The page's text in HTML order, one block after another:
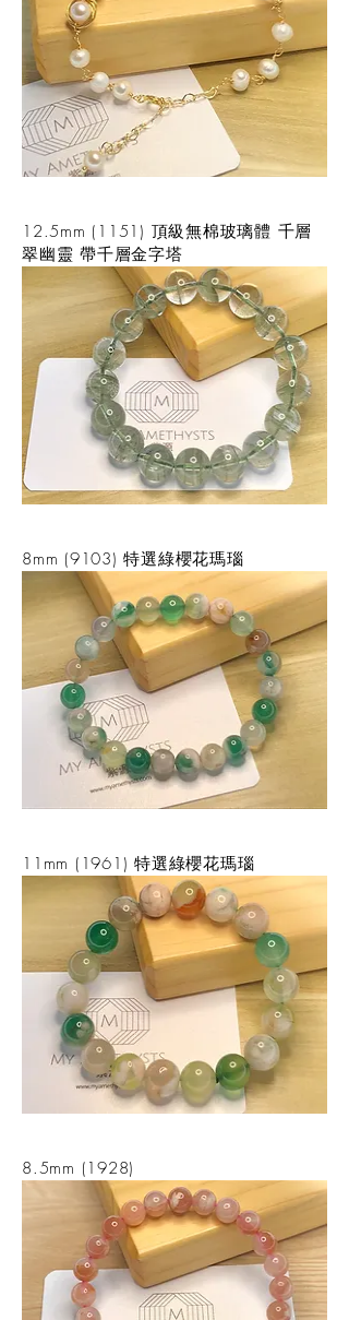
12.5mm (1151) 頂級無棉玻璃體 千層
翠幽靈 帶千層金字塔
8mm (9103) 特選綠櫻花瑪瑙
11mm (1961) 特選綠櫻花瑪瑙
8.5mm (1928)